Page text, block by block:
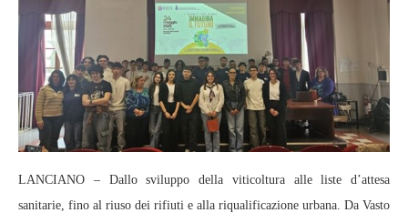
LANCIANO – Dallo sviluppo della viticoltura alle liste d’attesa
sanitarie, fino al riuso dei rifiuti e alla riqualificazione urbana. Da Vasto